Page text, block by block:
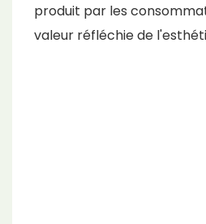
produit par les
valeur réfléchie de